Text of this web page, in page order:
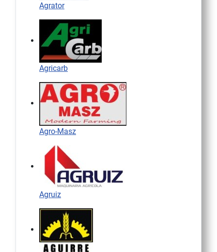
Agrator
Agricarb
Agro-Masz
Agruiz